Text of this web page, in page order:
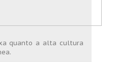
quanto a alta cultura